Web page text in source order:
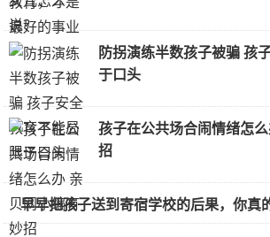
防拐演练半数孩子被骗 孩
于口头
孩子在公共场合闹情绪怎
招
早早把孩子送到寄宿学校的后果，你真